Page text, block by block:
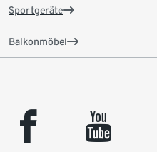
Sportgeräte
Balkonmöbel
facebook youtube